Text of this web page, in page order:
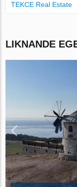
TEKCE Real Estate
LIKNANDE